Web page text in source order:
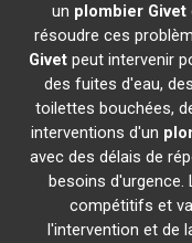
un plombier Givet
résoudre ces
Givet peut intervenir
des fuites d'eau,
toilettes bouchées,
interventions d'un
avec des délais de
besoins d'urgence.
compétitifs et
l'intervention et de